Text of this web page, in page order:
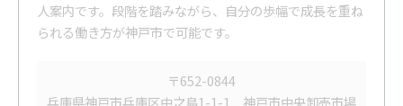
人案内です。段階を踏みながら、自分の歩幅で成長を重ね
られる働き方が神戸市で可能です。
〒652-0844